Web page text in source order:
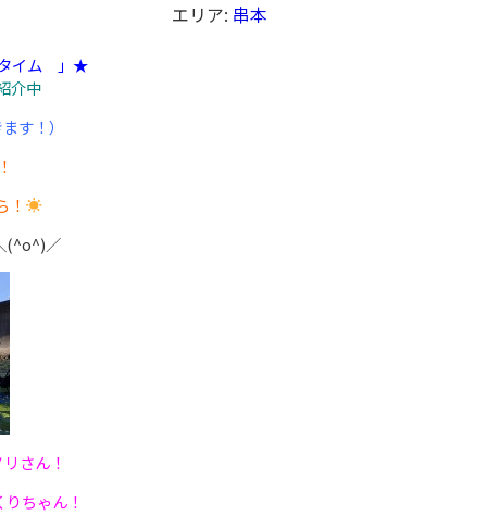
エリア: 串本
イム 」★
介中
す！）
！
(^o^)／
さん！
ちゃん！